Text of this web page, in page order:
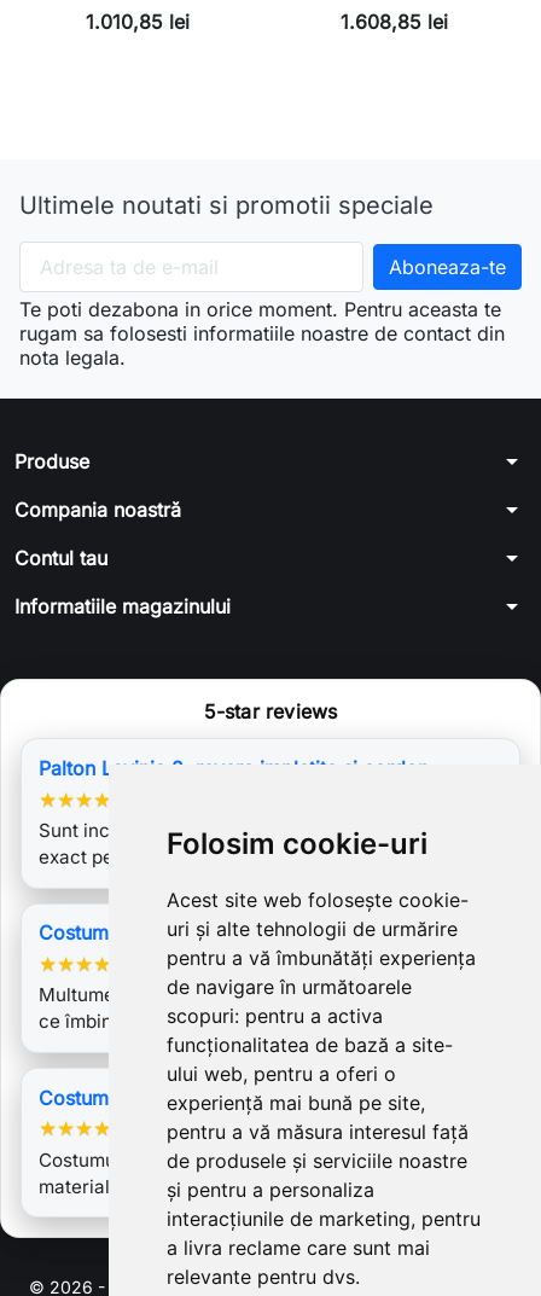
Folosim cookie-uri
Acest site web folosește cookie-
uri și alte tehnologii de urmărire
pentru a vă îmbunătăți experiența
de navigare în următoarele
scopuri: pentru a activa
funcționalitatea de bază a site-
ului web, pentru a oferi o
experiență mai bună pe site,
pentru a vă măsura interesul față
de produsele și serviciile noastre
și pentru a personaliza
interacțiunile de marketing, pentru
a livra reclame care sunt mai
relevante pentru dvs.
1.010,85 lei 1.608,85 lei
Ultimele noutati si promotii speciale
Te poti dezabona in orice moment. Pentru aceasta te
rugam sa folosesti informatiile noastre de contact din
nota legala.
Produse arrow_drop_down
Compania noastră arrow_drop_down
Contul tau arrow_drop_down
Informatiile magazinului arrow_drop_down
5-star reviews
Palton Lavinia 2, revere impletite si cordon
★★★★
Sunt incantata de acest produs ,am dat comanda
exact pe dimensiunile mele .Felicitari…
Costum Andreea
★★★★
Multumesc Laura Galic pentru acest costum de gală
ce îmbină tradiționalul cu…
Costum Gilda
★★★★
Costumul Gilda (pe care l-am comandat alegand
materialul in carouri de la costumul…
© 2026 - Software pentru comert electronic de PrestaShop™